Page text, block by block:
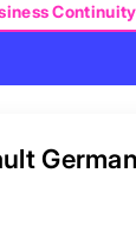
Continuity